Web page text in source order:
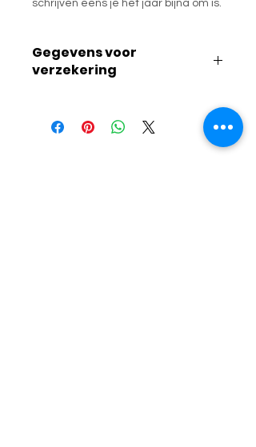
schrijven eens je het jaar bijna om is.
Gegevens voor
verzekering
geboortedatum door te geven.
Deze info hebben we nodig om door te